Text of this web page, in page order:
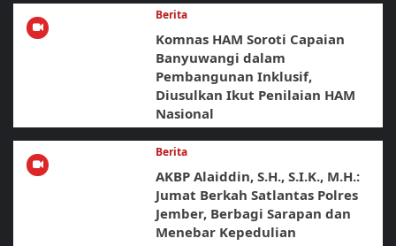
Berita
Komnas HAM Soroti Capaian
Banyuwangi dalam
Pembangunan Inklusif,
Diusulkan Ikut Penilaian HAM
Nasional
Berita
AKBP Alaiddin, S.H., S.I.K., M.H.:
Jumat Berkah Satlantas Polres
Jember, Berbagi Sarapan dan
Menebar Kepedulian